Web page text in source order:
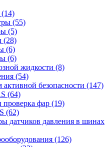
(14)
(55)
(5)
(28)
(6)
(6)
жидкости (8)
(54)
активной безопасности (147)
(64)
проверка фар (19)
(62)
датчиков давления в шинах
(126)